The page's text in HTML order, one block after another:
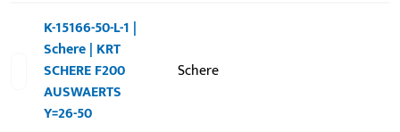
K-15166-50-L-1 |
Schere | KRT
SCHERE F200
AUSWAERTS
Y=26-50
Schere